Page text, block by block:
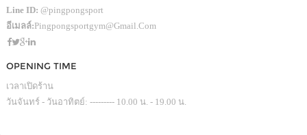
Line ID: @pingpongsport
อีเมลล์:Pingpongsportgym@gmail.com
OPENING TIME
เวลาเปิดร้าน
วันจันทร์ - วันอาทิตย์: --------- 10.00 น. - 19.00 น.